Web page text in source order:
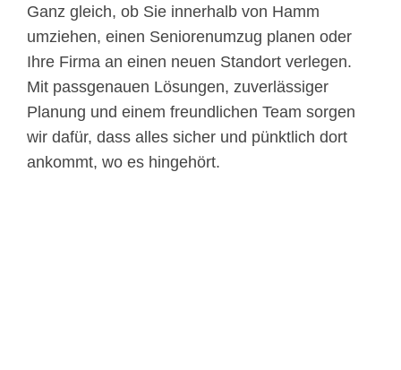
Ganz gleich, ob Sie innerhalb von Hamm
umziehen, einen Seniorenumzug planen oder
Ihre Firma an einen neuen Standort verlegen.
Mit passgenauen Lösungen, zuverlässiger
Planung und einem freundlichen Team sorgen
wir dafür, dass alles sicher und pünktlich dort
ankommt, wo es hingehört.